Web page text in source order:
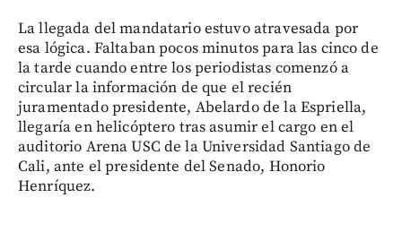
La llegada del mandatario estuvo atravesada por
esa lógica. Faltaban pocos minutos para las cinco de
la tarde cuando entre los periodistas comenzó a
circular la información de que el recién
juramentado presidente, Abelardo de la Espriella,
llegaría en helicóptero tras asumir el cargo en el
auditorio Arena USC de la Universidad Santiago de
Cali, ante el presidente del Senado, Honorio
Henríquez.